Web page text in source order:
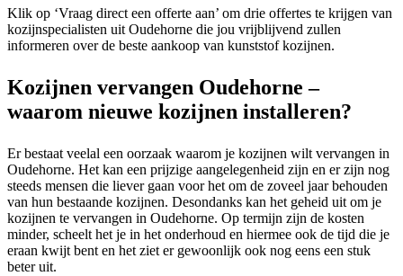
Klik op ‘Vraag direct een offerte aan’ om drie offertes te krijgen van
kozijnspecialisten uit Oudehorne die jou vrijblijvend zullen
informeren over de beste aankoop van kunststof kozijnen.
Kozijnen vervangen Oudehorne –
waarom nieuwe kozijnen installeren?
Er bestaat veelal een oorzaak waarom je kozijnen wilt vervangen in
Oudehorne. Het kan een prijzige aangelegenheid zijn en er zijn nog
steeds mensen die liever gaan voor het om de zoveel jaar behouden
van hun bestaande kozijnen. Desondanks kan het geheid uit om je
kozijnen te vervangen in Oudehorne. Op termijn zijn de kosten
minder, scheelt het je in het onderhoud en hiermee ook de tijd die je
eraan kwijt bent en het ziet er gewoonlijk ook nog eens een stuk
beter uit.